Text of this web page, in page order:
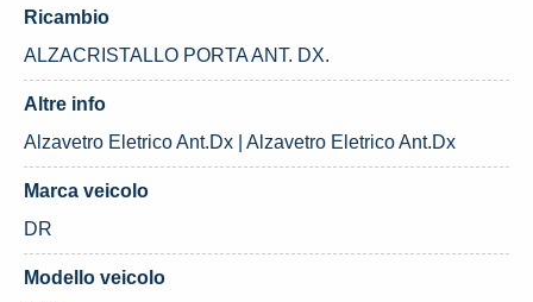
Ricambio
ALZACRISTALLO PORTA ANT. DX.
Altre info
Alzavetro Eletrico Ant.Dx | Alzavetro Eletrico Ant.Dx
Marca veicolo
DR
Modello veicolo